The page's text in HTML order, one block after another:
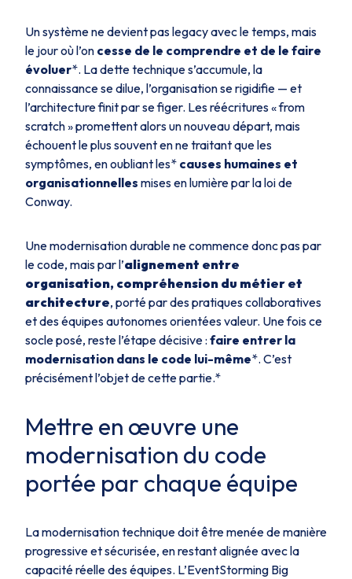
Un système ne devient pas legacy avec le temps, mais
le jour où l’on cesse de le comprendre et de le faire
évoluer*. La dette technique s’accumule, la
connaissance se dilue, l’organisation se rigidifie — et
l’architecture finit par se figer. Les réécritures « from
scratch » promettent alors un nouveau départ, mais
échouent le plus souvent en ne traitant que les
symptômes, en oubliant les* causes humaines et
organisationnelles mises en lumière par la loi de
Conway.
Une modernisation durable ne commence donc pas par
le code, mais par l’alignement entre
organisation, compréhension du métier et
architecture, porté par des pratiques collaboratives
et des équipes autonomes orientées valeur. Une fois ce
socle posé, reste l’étape décisive : faire entrer la
modernisation dans le code lui-même*. C’est
précisément l’objet de cette partie.*
Mettre en œuvre une
modernisation du code
portée par chaque équipe
La modernisation technique doit être menée de manière
progressive et sécurisée, en restant alignée avec la
capacité réelle des équipes. L’EventStorming Big